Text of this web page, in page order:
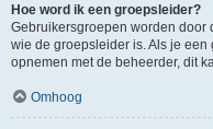
Hoe word ik een groepsleider?
Gebruikersgroepen worden door
wie de groepsleider is. Als je
opnemen met de beheerder, dit
Omhoog